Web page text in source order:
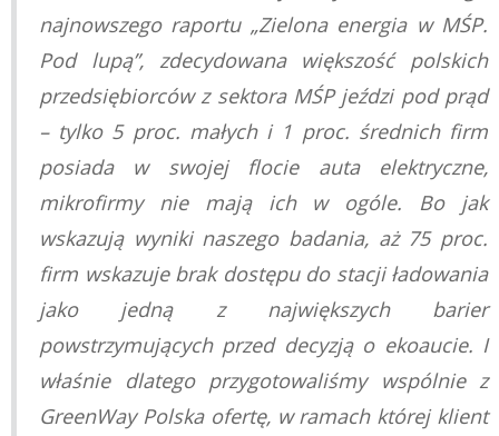
najnowszego raportu „Zielona energia w MŚP.
Pod lupą”, zdecydowana większość polskich
przedsiębiorców z sektora MŚP jeździ pod prąd
– tylko 5 proc. małych i 1 proc. średnich firm
posiada w swojej flocie auta elektryczne,
mikrofirmy nie mają ich w ogóle. Bo jak
wskazują wyniki naszego badania, aż 75 proc.
firm wskazuje brak dostępu do stacji ładowania
jako jedną z największych barier
powstrzymujących przed decyzją o ekoaucie. I
właśnie dlatego przygotowaliśmy wspólnie z
GreenWay Polska ofertę, w ramach której klient